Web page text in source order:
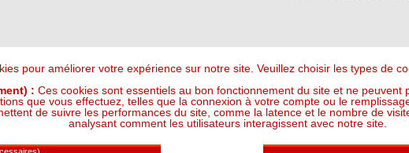
Mentions Légales- © Comptoir Philatelique et Numismatique de Monaco 2026
pour améliorer votre expérience sur notre site. Veuillez choisir les types de
: Ces cookies sont essentiels au bon fonctionnement du site et ne
que vous effectuez, telles que la connexion à votre compte ou le
de suivre les performances du site, comme la latence et le nombre de
analysant comment les utilisateurs interagissent avec notre site.